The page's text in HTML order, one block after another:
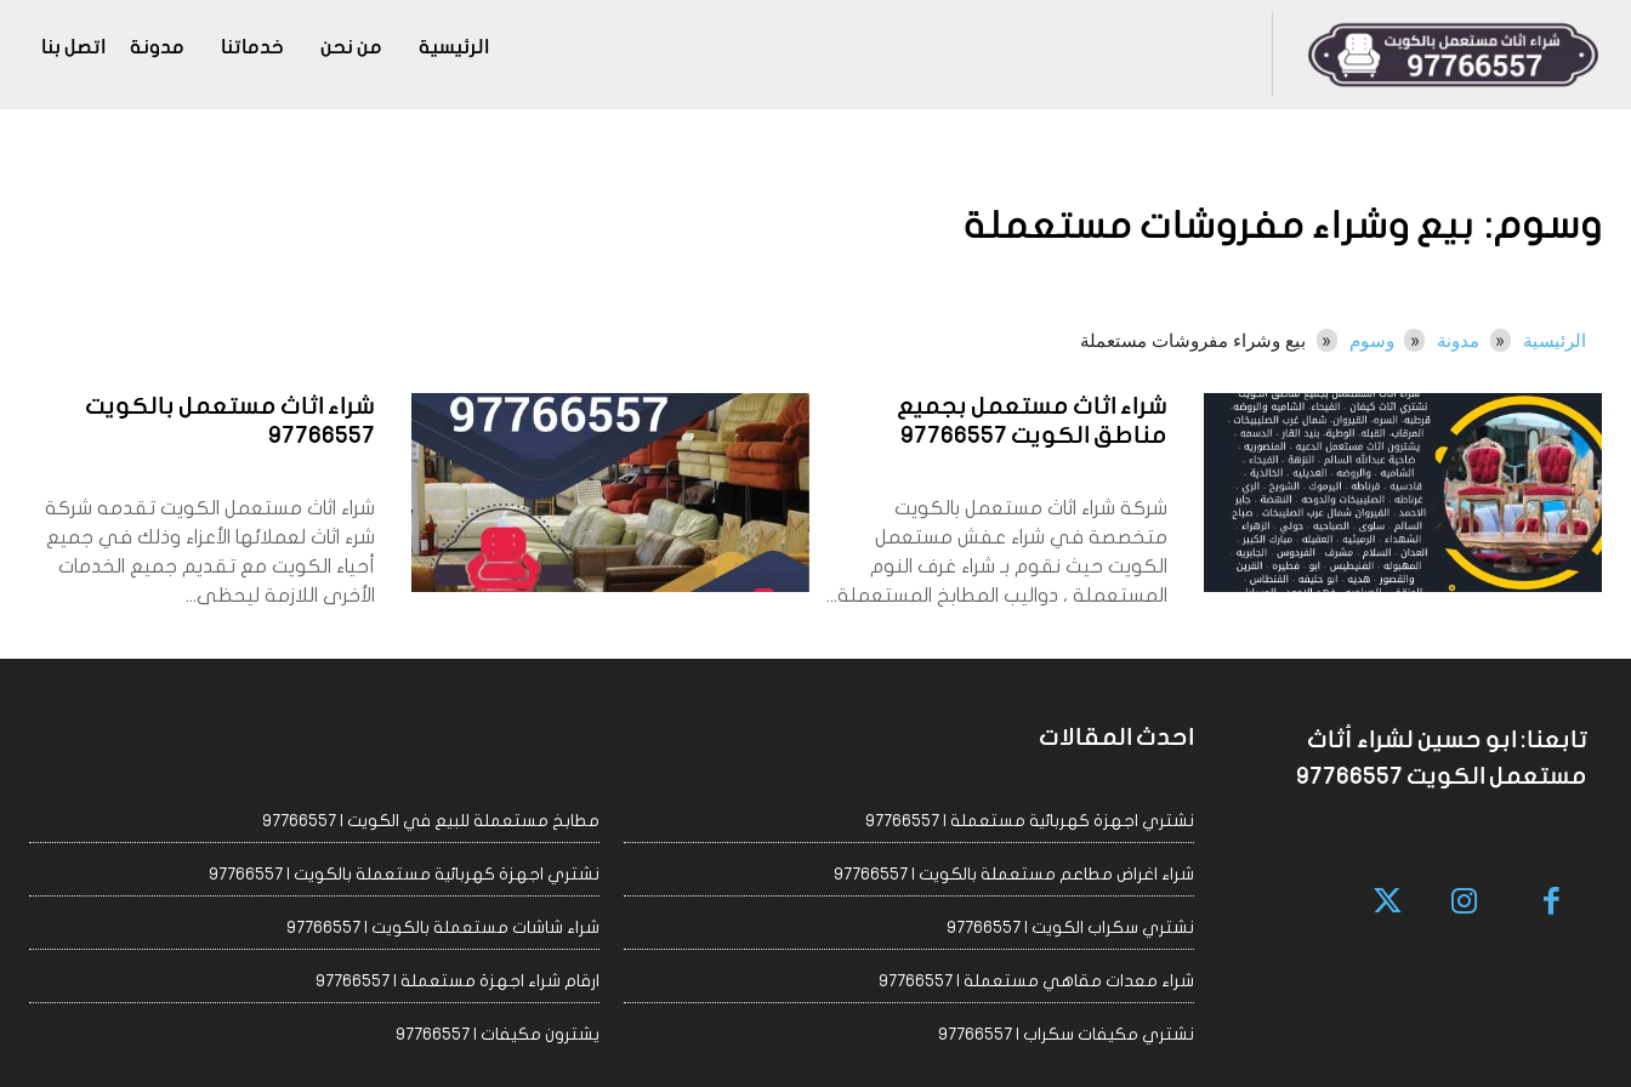
الرئيسية من نحن خدماتنا مدونة اتصل بنا
وسوم: بيع وشراء مفروشات مستعملة
الرئيسية مدونة وسوم بيع وشراء مفروشات مستعملة
شراء اثاث مستعمل بجميع
مناطق الكويت 97766557
شركة شراء اثاث مستعمل بالكويت
متخصصة في شراء عفش مستعمل
الكويت حيث نقوم بـ شراء غرف النوم
المستعملة ، دواليب المطابخ المستعملة...
شراء اثاث مستعمل بالكويت
97766557
شراء اثاث مستعمل الكويت تقدمه شركة
شرء اثاث لعملائها الأعزاء وذلك في جميع
أحياء الكويت مع تقديم جميع الخدمات
الأخرى اللازمة ليحظى...
احدث المقالات
نشتري اجهزة كهربائية مستعملة | 97766557 مطابخ مستعملة للبيع في الكويت | 97766557
شراء اغراض مطاعم مستعملة بالكويت | 97766557 نشتري اجهزة كهربائية مستعملة بالكويت | 97766557
نشتري سكراب الكويت | 97766557 شراء شاشات مستعملة بالكويت | 97766557
شراء معدات مقاهي مستعملة | 97766557 ارقام شراء اجهزة مستعملة | 97766557
نشتري مكيفات سكراب | 97766557 يشترون مكيفات | 97766557
تابعنا: ابو حسين لشراء أثاث
مستعمل الكويت 97766557